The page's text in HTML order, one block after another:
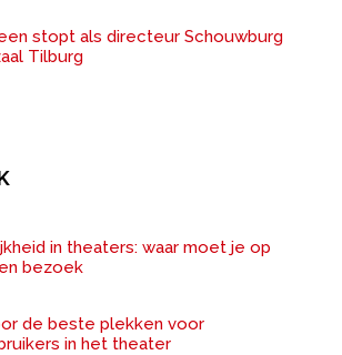
stopt als directeur Schouwburg
Tilburg
in theaters: waar moet je op
bezoek
de beste plekken voor
in het theater